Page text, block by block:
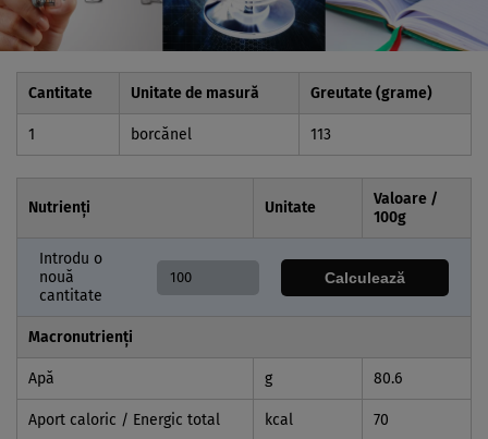
Cantitate Unitate de masură Greutate (grame)
1 borcănel 113
Nutrienți Unitate
Valoare /
100g
Introdu o
nouă
cantitate
Calculează
Macronutrienți
Apă g 80.6
Aport caloric / Energic total kcal 70